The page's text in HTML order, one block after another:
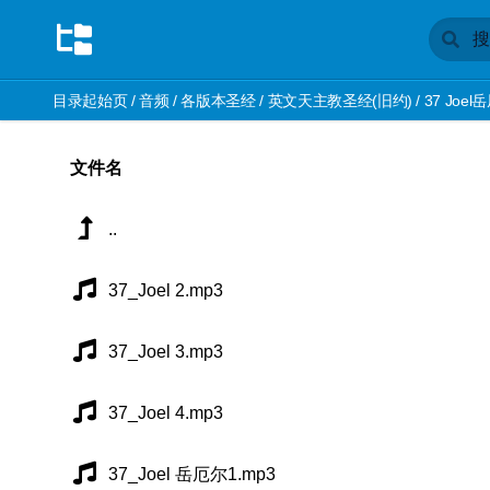
目录起始页/音频/各版本圣经/ 英文天主教圣经(旧约) / 37 Joel
文件名
..
37_Joel 2.mp3
37_Joel 3.mp3
37_Joel 4.mp3
37_Joel 岳厄尔1.mp3